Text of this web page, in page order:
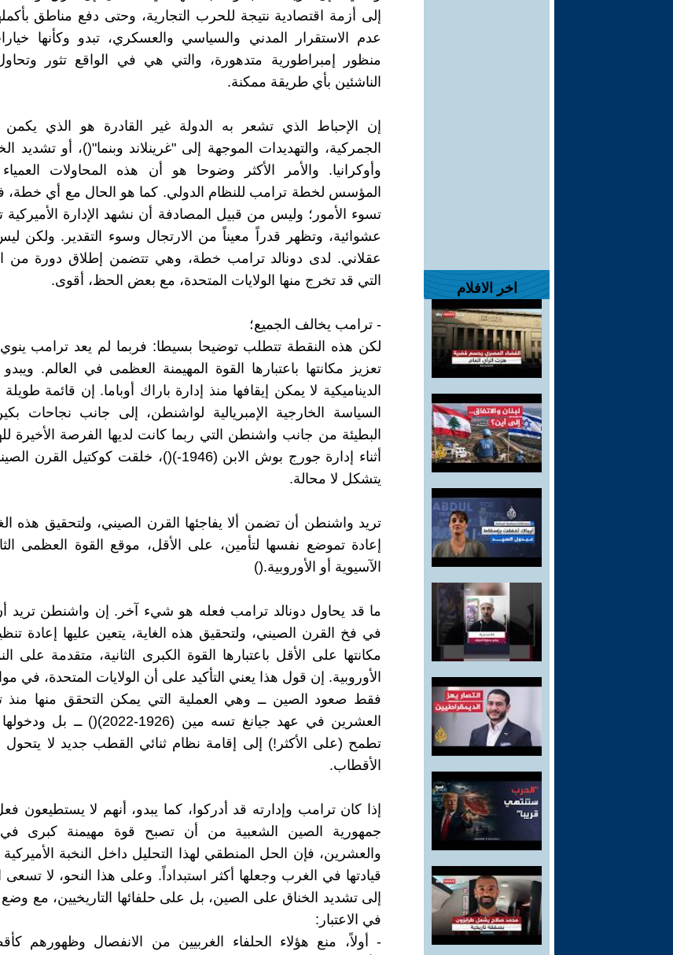
اخر الافلام
إلى أزمة اقتصادية نتيجة للحرب التجارية، وحتى دفع مناطق
عدم الاستقرار المدني والسياسي والعسكري، تبدو وكأنها
منظور إمبراطورية متدهورة، والتي هي في الواقع تثور وتحاول
الناشئين بأي طريقة ممكنة.
إن الإحباط الذي تشعر به الدولة غير القادرة هو الذي يكمن
الجمركية، والتهديدات الموجهة إلى "غرينلاند وبنما"()، أو تشديد
وأوكرانيا. والأمر الأكثر وضوحا هو أن هذه المحاولات
المؤسس لخطة ترامب للنظام الدولي. كما هو الحال مع أي خطة،
تسوء الأمور؛ وليس من قبيل المصادفة أن نشهد الإدارة
عشوائية، وتظهر قدراً معيناً من الارتجال وسوء التقدير. ولكن
عقلاني. لدى دونالد ترامب خطة، وهي تتضمن إطلاق دورة من
التي قد تخرج منها الولايات المتحدة، مع بعض الحظ، أقوى.
- ترامب يخالف الجميع؛
لكن هذه النقطة تتطلب توضيحا بسيطا: فربما لم يعد ترامب
تعزيز مكانتها باعتبارها القوة المهيمنة العظمى في العالم. ويبدو
الديناميكية لا يمكن إيقافها منذ إدارة باراك أوباما. إن قائمة
السياسة الخارجية الإمبريالية لواشنطن، إلى جانب نجاحات
البطيئة من جانب واشنطن التي ربما كانت لديها الفرصة الأخيرة
أثناء إدارة جورج بوش الابن (1946-)()، خلقت كوكتيل
يتشكل لا محالة.
تريد واشنطن أن تضمن ألا يفاجئها القرن الصيني، ولتحقيق هذه
إعادة تموضع نفسها لتأمين، على الأقل، موقع القوة العظمى
الآسيوية أو الأوروبية.()
ما قد يحاول دونالد ترامب فعله هو شيء آخر. إن واشنطن تريد
في فخ القرن الصيني، ولتحقيق هذه الغاية، يتعين عليها إعادة
مكانتها على الأقل باعتبارها القوة الكبرى الثانية، متقدمة على
الأوروبية. إن قول هذا يعني التأكيد على أن الولايات المتحدة، في
فقط صعود الصين ــ وهي العملية التي يمكن التحقق منها منذ
العشرين في عهد جيانغ تسه مين (1926-
تطمح (على الأكثر!) إلى إقامة نظام ثنائي القطب جديد لا يتحول
الأقطاب.
إذا كان ترامب وإدارته قد أدركوا، كما يبدو، أنهم لا يستطيعون
جمهورية الصين الشعبية من أن تصبح قوة مهيمنة كبرى في
والعشرين، فإن الحل المنطقي لهذا التحليل داخل النخبة
قيادتها في الغرب وجعلها أكثر استبداداً. وعلى هذا النحو، لا تسعى
إلى تشديد الخناق على الصين، بل على حلفائها التاريخيين، مع
في الاعتبار:
- أولاً، منع هؤلاء الحلفاء الغربيين من الانفصال وظهورهم